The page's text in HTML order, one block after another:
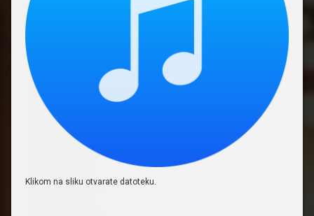
Klikom na sliku otvarate datoteku.